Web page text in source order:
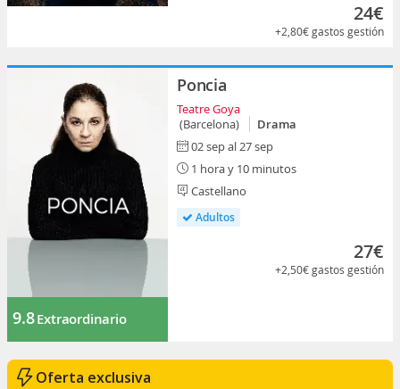
24€
+2,80€gastos gestión
9.8Extraordinario
Poncia
Teatre Goya
(Barcelona)
Drama
02 sep al 27 sep
1 hora y 10 minutos
Castellano
Adultos
27€
+2,50€gastos gestión
Oferta exclusiva